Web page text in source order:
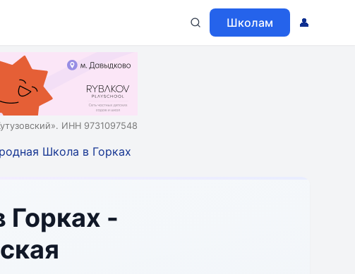
Школам 👤
ИНН 9731097548
Школа в Горках
-